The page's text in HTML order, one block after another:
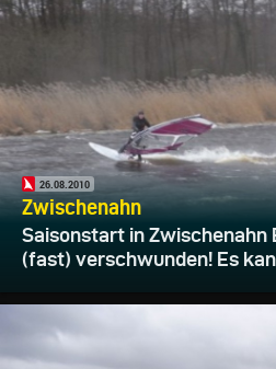
26.08.2010
Zwischenahn
Saisonstart in Zwischenahn
(fast) verschwunden! Es